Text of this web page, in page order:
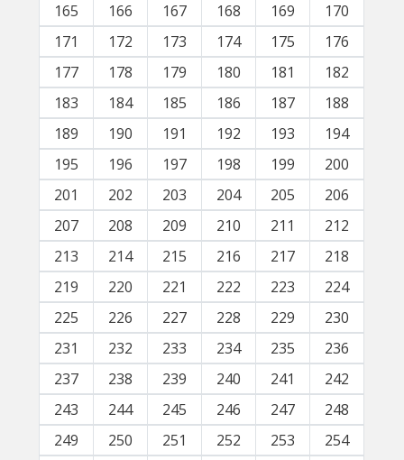
165
166 167 168 169
170
171
172 173 174 175
176
177
178 179 180 181
182
183
184 185 186 187
188
189
190 191 192 193
194
195
196 197 198 199
200
201
202 203 204 205
206
207
208 209 210 211
212
213
214 215 216 217
218
219
220 221 222 223
224
225
226 227 228 229
230
231
232 233 234 235
236
237
238 239 240 241
242
243
244 245 246 247
248
249
250 251 252 253
254